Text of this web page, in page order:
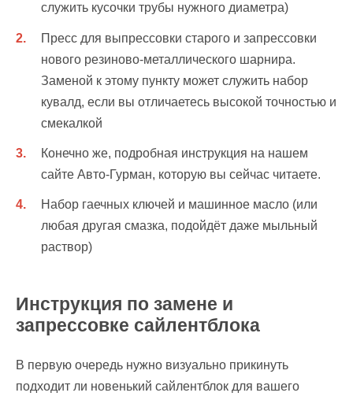
служить кусочки трубы нужного диаметра)
Пресс для выпрессовки старого и запрессовки
нового резиново-металлического шарнира.
Заменой к этому пункту может служить набор
кувалд, если вы отличаетесь высокой точностью и
смекалкой
Конечно же, подробная инструкция на нашем
сайте Авто-Гурман, которую вы сейчас читаете.
Набор гаечных ключей и машинное масло (или
любая другая смазка, подойдёт даже мыльный
раствор)
Инструкция по замене и
запрессовке сайлентблока
В первую очередь нужно визуально прикинуть
подходит ли новенький сайлентблок для вашего